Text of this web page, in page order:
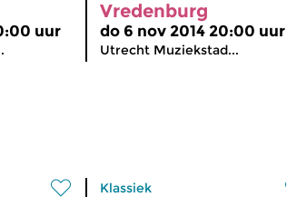
uur
Vredenburg
do 6 nov 2014 20:00 uur
Utrecht Muziekstad...
Klassiek